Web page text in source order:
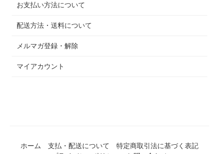
お支払い方法について
配送方法・送料について
メルマガ登録・解除
マイアカウント
ホーム 支払・配送について
特定商取引法に基づく表記